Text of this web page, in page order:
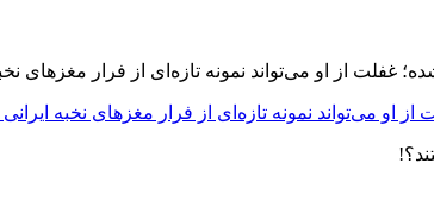
او می‌تواند نمونه تازه‌ای از فرار مغزهای نخبه ایرانی